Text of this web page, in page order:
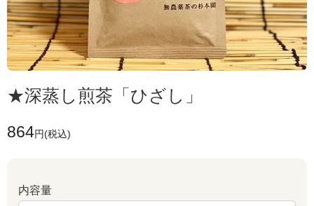
★深蒸し煎茶「ひざし」
864円(税込)
内容量